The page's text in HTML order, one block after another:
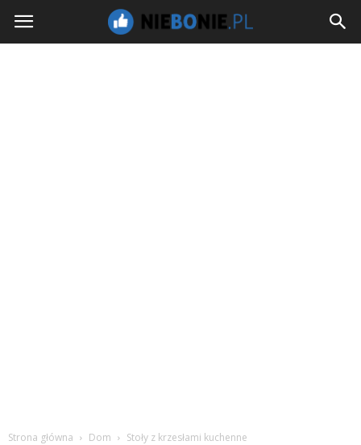
NieBoNie.pl
Strona główna Dom Stoły z krzesłami kuchenne